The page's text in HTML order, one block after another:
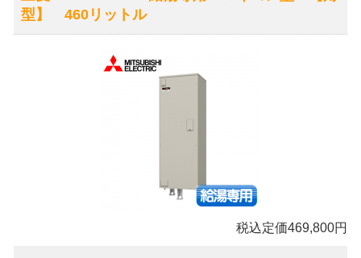
型】 460リットル
税込定価469,800円